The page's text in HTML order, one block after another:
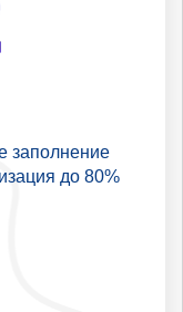
заполнение
до 80%